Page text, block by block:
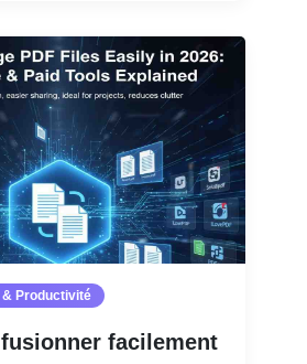
& Productivité
facilement